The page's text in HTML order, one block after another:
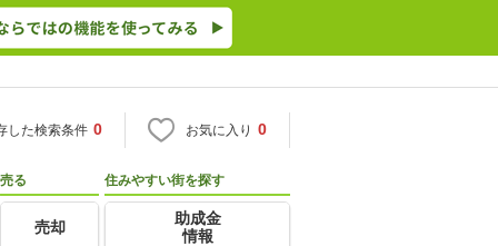
した検索条件 0 お気に入り 0
売る
売却
住みやすい街を探す
助成金
情報